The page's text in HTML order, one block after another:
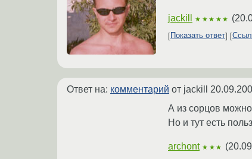
jackill ★★★★★ (
Показать ответ
Ответ на: комментарий от jackill
А из сорцов
Но и тут есть
archont ★★★ (